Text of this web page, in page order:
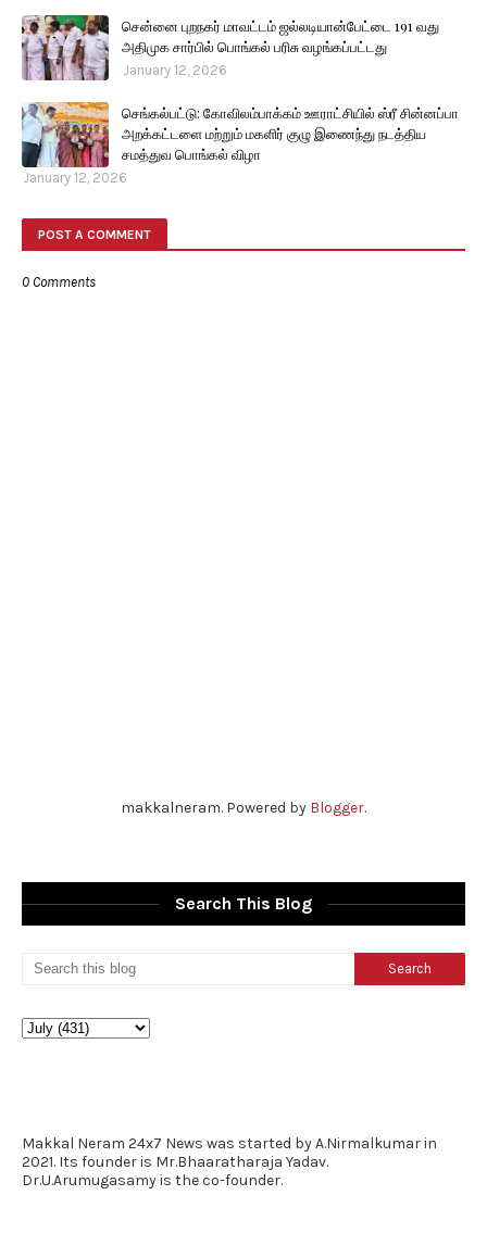
சென்னை புறநகர் மாவட்டம் ஜல்லடியான்பேட்டை 191 வது
அதிமுக சார்பில் பொங்கல் பரிசு வழங்கப்பட்டது
January 12, 2026
செங்கல்பட்டு: கோவிலம்பாக்கம் ஊராட்சியில் ஸ்ரீ சின்னப்பா
அறக்கட்டளை மற்றும் மகளிர் குழு இணைந்து நடத்திய
சமத்துவ பொங்கல் விழா
January 12, 2026
POST A COMMENT
0 Comments
makkalneram. Powered by Blogger.
Search This Blog
Makkal Neram 24x7 News was started by A.Nirmalkumar in
2021. Its founder is Mr.Bhaaratharaja Yadav.
Dr.U.Arumugasamy is the co-founder.